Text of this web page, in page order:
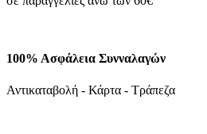
100% Ασφάλεια Συνναλαγών
Αντικαταβολή - Κάρτα - Τράπεζα